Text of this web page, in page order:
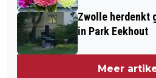
DRUGSHANDEL
GESCHREVEN VOOR
Zwolle herdenkt
in Park Eekhout
Meer